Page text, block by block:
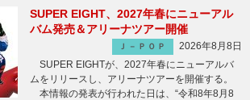
SUPER EIGHT、2027年春にニューアル
バム発売＆アリーナツアー開催
Ｊ－ＰＯＰ
2026年8月8日
SUPER EIGHTが、2027年春にニューアルバ
ムをリリースし、アリーナツアーを開催する。
本情報の発表が行われた日は、“令和8年8月8